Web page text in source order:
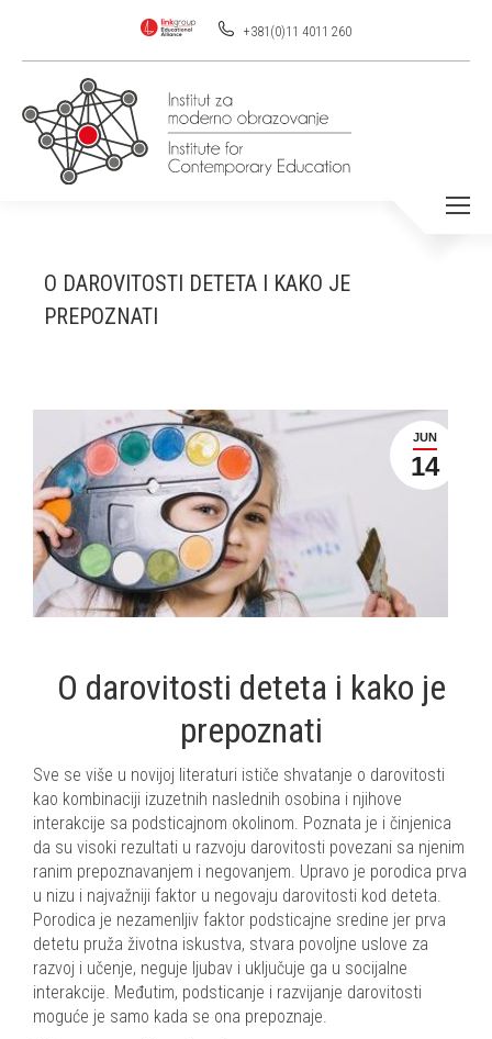
+381(0)11 4011 260
O DAROVITOSTI DETETA I KAKO JE
PREPOZNATI
JUN
14
O darovitosti deteta i kako je
prepoznati
Sve se više u novijoj literaturi ističe shvatanje o darovitosti
kao kombinaciji izuzetnih naslednih osobina i njihove
interakcije sa podsticajnom okolinom. Poznata je i činjenica
da su visoki rezultati u razvoju darovitosti povezani sa njenim
ranim prepoznavanjem i negovanjem. Upravo je porodica prva
u nizu i najvažniji faktor u negovaju darovitosti kod deteta.
Porodica je nezamenljiv faktor podsticajne sredine jer prva
detetu pruža životna iskustva, stvara povoljne uslove za
razvoj i učenje, neguje ljubav i uključuje ga u socijalne
interakcije. Međutim, podsticanje i razvijanje darovitosti
moguće je samo kada se ona prepoznaje.